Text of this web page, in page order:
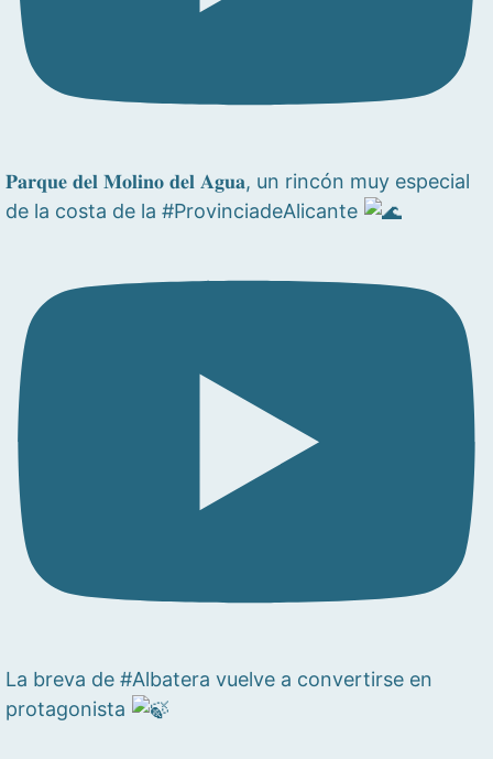
𝐏𝐚𝐫𝐪𝐮𝐞 𝐝𝐞𝐥 𝐌𝐨𝐥𝐢𝐧𝐨 𝐝𝐞𝐥 𝐀𝐠𝐮𝐚, un rincón muy especial
de la costa de la #ProvinciadeAlicante
La breva de #Albatera vuelve a convertirse en
protagonista